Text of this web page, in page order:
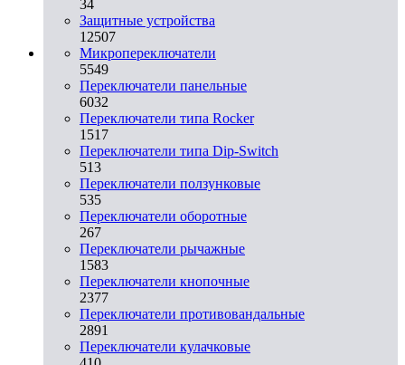
34
Защитные устройства
12507
Микропереключатели
5549
Переключатели панельные
6032
Переключатели типа Rocker
1517
Переключатели типа Dip-Switch
513
Переключатели ползунковые
535
Переключатели оборотные
267
Переключатели рычажные
1583
Переключатели кнопочные
2377
Переключатели противовандальные
2891
Переключатели кулачковые